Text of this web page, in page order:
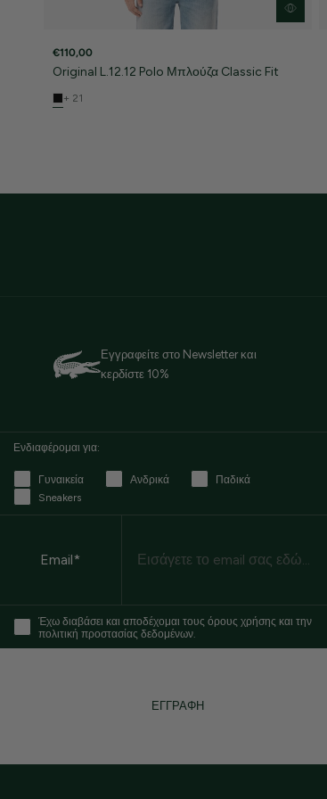
€110,00
Original L.12.12 Polo Μπλούζα Classic Fit
+ 21
Εγγραφείτε στο Newsletter και
κερδίστε 10%
Ενδιαφέρομαι για:
Γυναικεία Ανδρικά
Παδικά
Sneakers
Email*
Έχω διαβάσει και αποδέχομαι τους όρους χρήσης και την
πολιτική προστασίας δεδομένων.
ΕΓΓΡΑΦΗ